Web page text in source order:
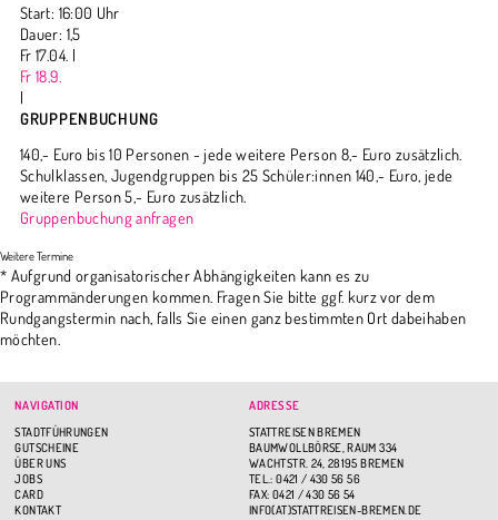
Start: 16:00 Uhr
Dauer: 1,5
Fr 17.04. |
Fr 18.9.
|
GRUPPENBUCHUNG
140,- Euro bis 10 Personen - jede weitere Person 8,- Euro zusätzlich.
Schulklassen, Jugendgruppen bis 25 Schüler:innen 140,- Euro, jede
weitere Person 5,- Euro zusätzlich.
Gruppenbuchung anfragen
* Aufgrund organisatorischer Abhängigkeiten kann es zu
Programmänderungen kommen. Fragen Sie bitte ggf. kurz vor dem
Rundgangstermin nach, falls Sie einen ganz bestimmten Ort dabeihaben
möchten.
NAVIGATION
STADTFÜHRUNGEN
GUTSCHEINE
ÜBER UNS
JOBS
CARD
KONTAKT
ADRESSE
STATTREISEN BREMEN
BAUMWOLLBÖRSE, RAUM 334
WACHTSTR. 24, 28195 BREMEN
TEL.: 0421 / 430 56 56
FAX: 0421 / 430 56 54
INFO(AT)STATTREISEN-BREMEN.DE